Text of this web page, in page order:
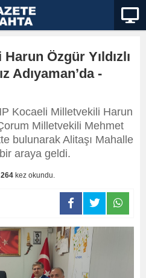
Özgür Yıldızlı
Adıyaman’da -
Kocaeli Milletvekili Harun
Milletvekili Mehmet
bulunarak Alitaşı Mahalle
araya geldi.
264 kez okundu.